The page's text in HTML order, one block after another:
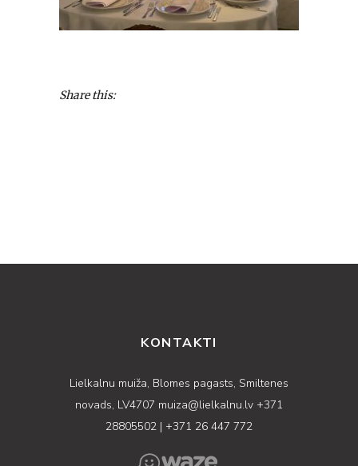
Share this:
KONTAKTI
Lielkalnu muiža, Blomes pagasts, Smiltenes
novads, LV4707 muiza@lielkalnu.lv +371
28805502 | +371 26 447 772